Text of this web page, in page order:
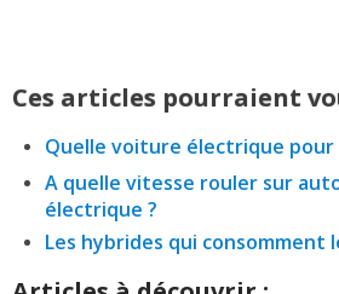
Ces articles pourraient
Quelle voiture électrique
A quelle vitesse rouler sur
électrique ?
Les hybrides qui consomment